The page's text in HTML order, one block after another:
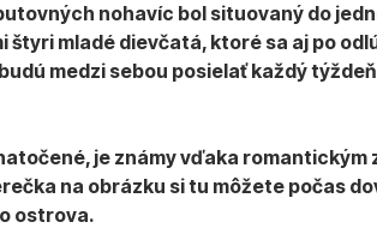
nohavíc bol situovaný do
štyri mladé dievčatá, ktoré sa aj po
medzi sebou posielať každý
je známy vďaka
na obrázku si tu môžete počas
ostrova.